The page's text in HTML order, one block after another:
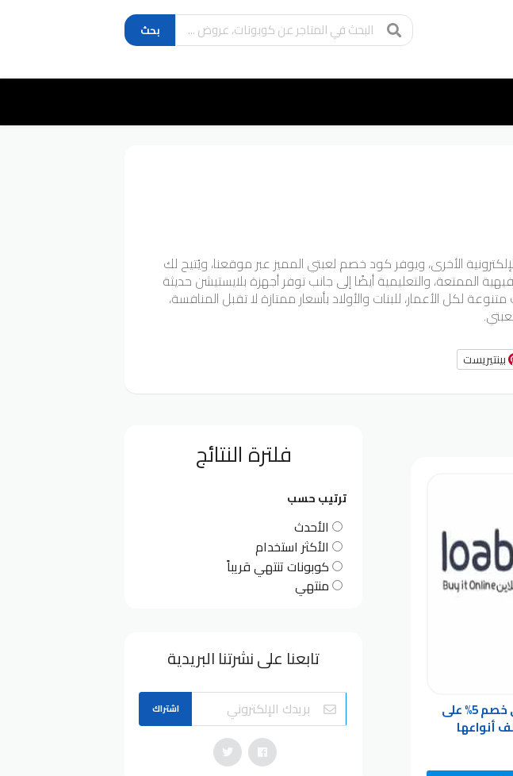
بحث
الأخرى، ويوفر كود خصم لعبتي المميز عبر موقعنا، ويُتيح لك
الممتعة، والتعليمية أيضًا إلى جانب توفر أجهزة بلايستيشن حديثة
لكل الأعمار، للبنات والأولاد بأسعار ممتازة لا تقبل المنافسة،
بينتيريست
كوبون خصم لعبتي حتى خصم 5% على
أنواعها
فلترة النتائج
ترتيب حسب
الأحدث
الأكثر استخدام
كوبونات تنتهي قريباً
منتهي
تابعنا على نشرتنا البريدية
اشتراك